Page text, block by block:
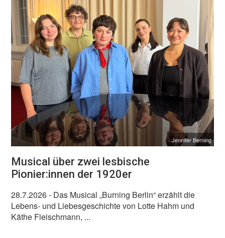
Jennifer Berning
Musical über zwei lesbische
Pionier:innen der 1920er
28.7.2026- Das Musical „Burning Berlin“ erzählt die
Lebens- und Liebesgeschichte von Lotte Hahm und
Käthe Fleischmann, ...